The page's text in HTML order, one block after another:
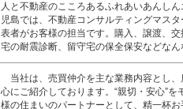
人と不動産のこころあるふれあいあんし
児島では、不動産コンサルティングマス
表者がお客様の担当です。購入、譲渡、
宅の耐震診断、留守宅の保全保安などな
当社は、売買仲介を主な業務内容とし、
心にご紹介しております。“親切・安心”を
様の住まいのパートナーとして、精一杯お